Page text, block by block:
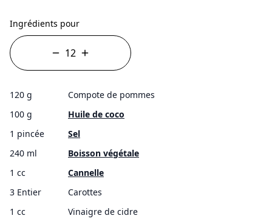
Ingrédients pour
120 g
Compote de pommes
100 g
Huile de coco
1 pincée
Sel
240 ml
Boisson végétale
1 cc
Cannelle
3 Entier
Carottes
1 cc
Vinaigre de cidre